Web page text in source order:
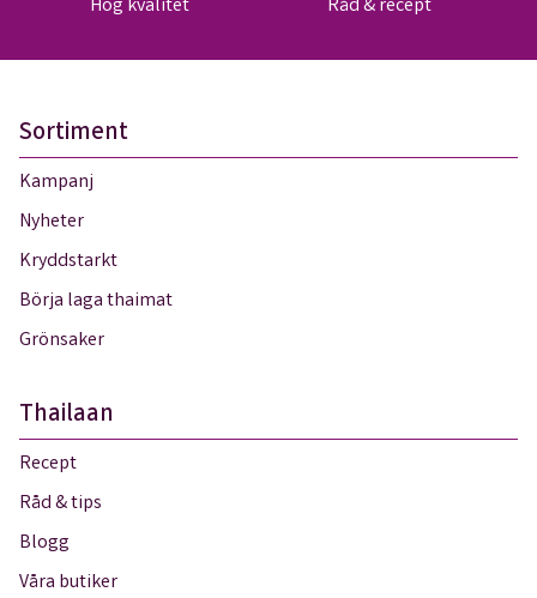
Hög kvalitet Råd & recept
Sortiment
Kampanj
Nyheter
Kryddstarkt
Börja laga thaimat
Grönsaker
Thailaan
Recept
Råd & tips
Blogg
Våra butiker